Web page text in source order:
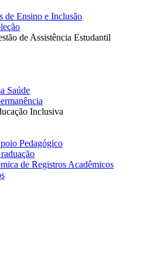
de Ensino e Inclusão
de Assistência Estudantil
Saúde
Inclusiva
Pedagógico
de Registros Acadêmicos